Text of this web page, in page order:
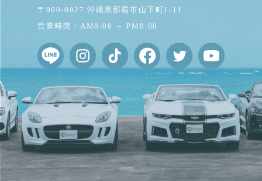
〒900-0027 沖縄県那覇市山下町1-11
営業時間：AM8:00 ～ PM8:00